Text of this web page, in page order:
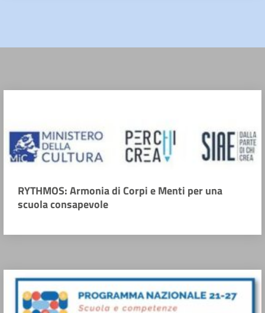
RYTHMOS: Armonia di Corpi e Menti per una
scuola consapevole